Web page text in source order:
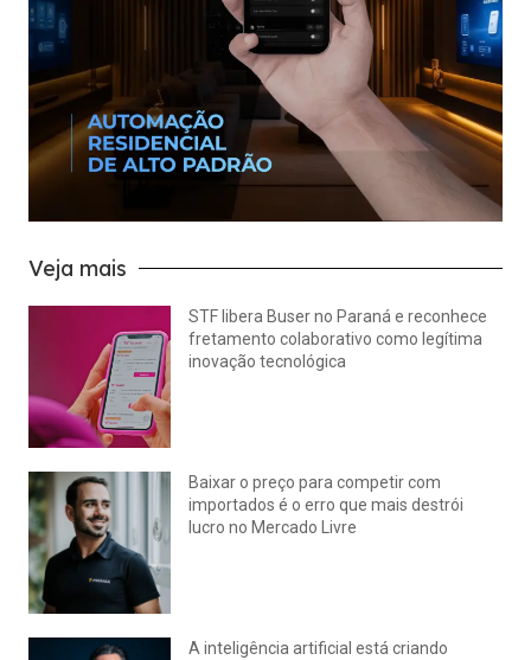
Veja mais
STF libera Buser no Paraná e reconhece
fretamento colaborativo como legítima
inovação tecnológica
Baixar o preço para competir com
importados é o erro que mais destrói
lucro no Mercado Livre
A inteligência artificial está criando